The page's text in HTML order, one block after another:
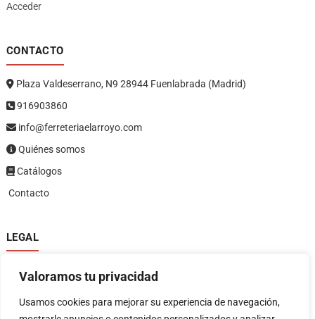
Valoramos tu privacidad
Usamos cookies para mejorar su experiencia de navegación,
Acceder
CONTACTO
Plaza Valdeserrano, N9 28944 Fuenlabrada (Madrid)
916903860
info@ferreteriaelarroyo.com
Quiénes somos
Catálogos
Contacto
LEGAL
Política de privacidad
Política de devoluciones y reembolsos
Términos y condiciones